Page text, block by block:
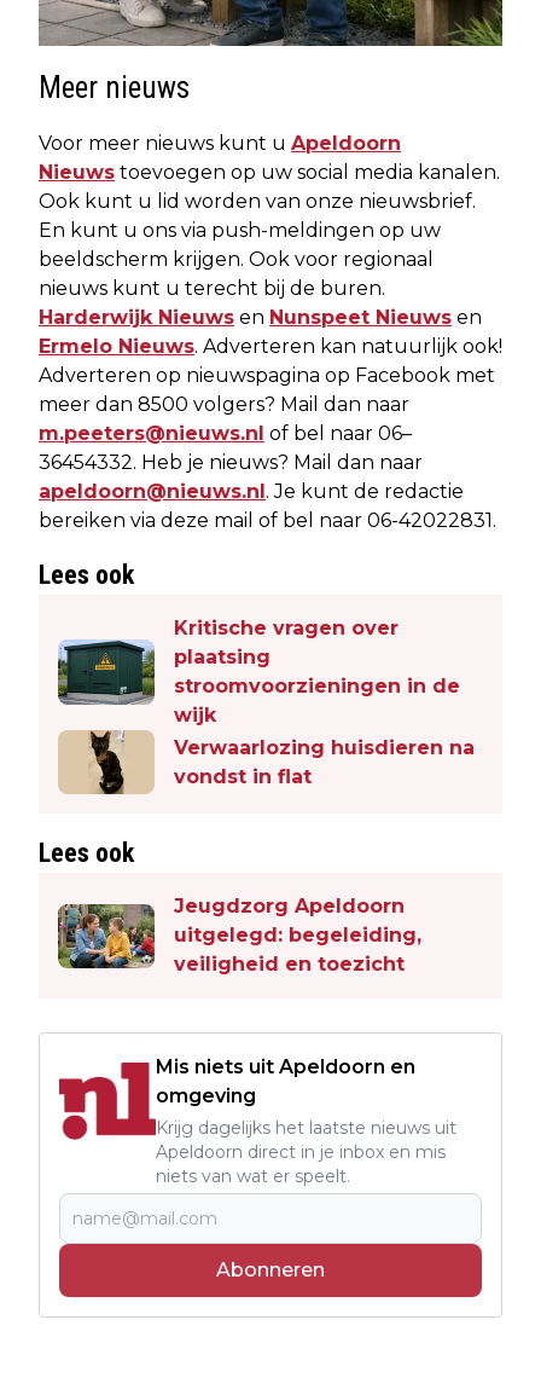
Meer nieuws
Voor meer nieuws kunt u Apeldoorn
Nieuws toevoegen op uw social media kanalen.
Ook kunt u lid worden van onze nieuwsbrief.
En kunt u ons via push-meldingen op uw
beeldscherm krijgen. Ook voor regionaal
nieuws kunt u terecht bij de buren.
Harderwijk Nieuws en Nunspeet Nieuws en
Ermelo Nieuws. Adverteren kan natuurlijk ook!
Adverteren op nieuwspagina op Facebook met
meer dan 8500 volgers? Mail dan naar
m.peeters@nieuws.nl of bel naar 06–
36454332. Heb je nieuws? Mail dan naar
apeldoorn@nieuws.nl. Je kunt de redactie
bereiken via deze mail of bel naar 06-42022831.
Lees ook
Kritische vragen over
plaatsing
stroomvoorzieningen in de
wijk
Verwaarlozing huisdieren na
vondst in flat
Lees ook
Jeugdzorg Apeldoorn
uitgelegd: begeleiding,
veiligheid en toezicht
Mis niets uit Apeldoorn en
omgeving
Krijg dagelijks het laatste nieuws uit
Apeldoorn direct in je inbox en mis
niets van wat er speelt.
Abonneren